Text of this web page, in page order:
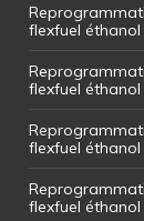
flexfuel éthanol
flexfuel éthanol
flexfuel
flexfuel éthanol